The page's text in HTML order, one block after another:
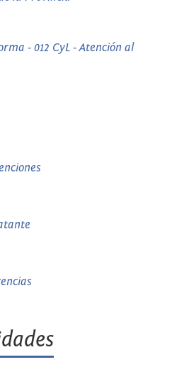
- 012 CyL - Atención al